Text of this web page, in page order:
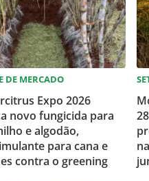
DE MERCADO
Expo 2026
novo fungicida para
e algodão,
para cana e
contra o greening